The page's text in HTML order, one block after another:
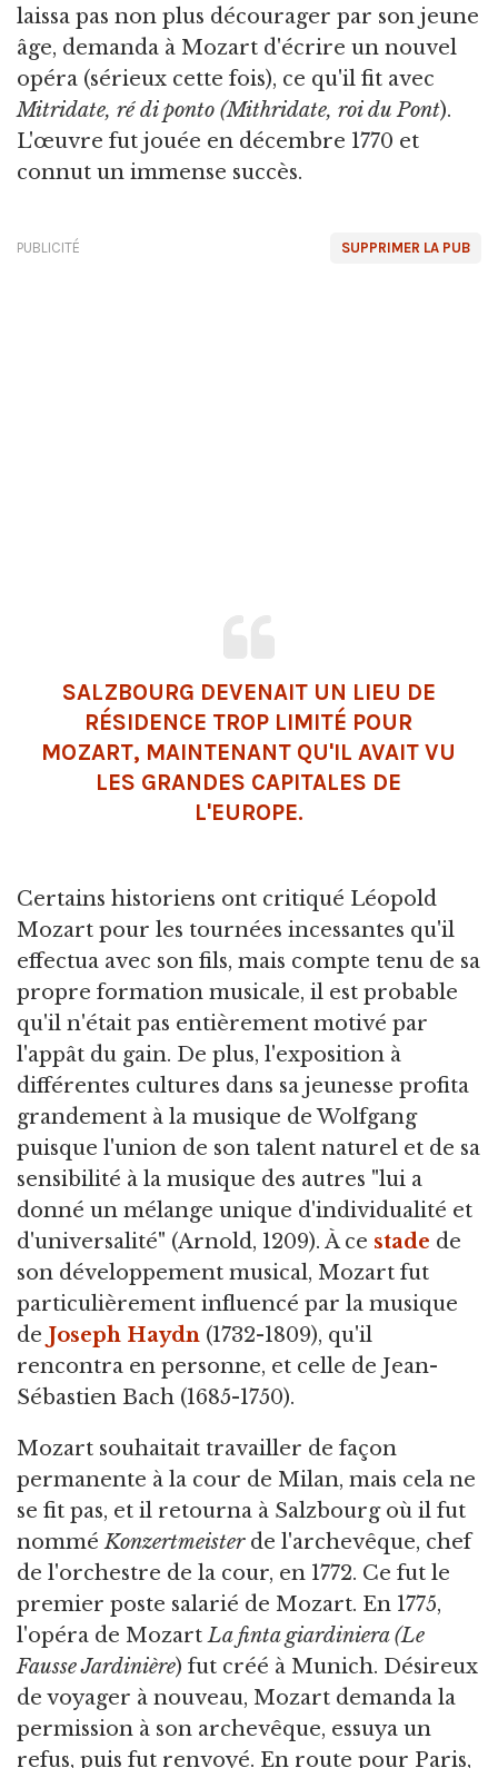
laissa pas non plus décourager par son jeune
âge, demanda à Mozart d'écrire un nouvel
opéra (sérieux cette fois), ce qu'il fit avec
Mitridate, ré di ponto (Mithridate, roi du Pont).
L'œuvre fut jouée en décembre 1770 et
connut un immense succès.
SUPPRIMER LA PUB
PUBLICITÉ
SALZBOURG DEVENAIT UN LIEU DE
RÉSIDENCE TROP LIMITÉ POUR
MOZART, MAINTENANT QU'IL AVAIT VU
LES GRANDES CAPITALES DE
L'EUROPE.
Certains historiens ont critiqué Léopold
Mozart pour les tournées incessantes qu'il
effectua avec son fils, mais compte tenu de sa
propre formation musicale, il est probable
qu'il n'était pas entièrement motivé par
l'appât du gain. De plus, l'exposition à
différentes cultures dans sa jeunesse profita
grandement à la musique de Wolfgang
puisque l'union de son talent naturel et de sa
sensibilité à la musique des autres "lui a
donné un mélange unique d'individualité et
d'universalité" (Arnold, 1209). À ce stade de
son développement musical, Mozart fut
particulièrement influencé par la musique
de Joseph Haydn (1732-1809), qu'il
rencontra en personne, et celle de Jean-
Sébastien Bach (1685-1750).
Mozart souhaitait travailler de façon
permanente à la cour de Milan, mais cela ne
se fit pas, et il retourna à Salzbourg où il fut
nomméKonzertmeisterde l'archevêque, chef
de l'orchestre de la cour, en 1772. Ce fut le
premier poste salarié de Mozart. En 1775,
l'opéra de MozartLa fintagiardiniera (Le
Fausse Jardinière) fut créé à Munich. Désireux
de voyager à nouveau, Mozart demanda la
permission à son archevêque, essuya un
refus, puis fut renvoyé. En route pour Paris,